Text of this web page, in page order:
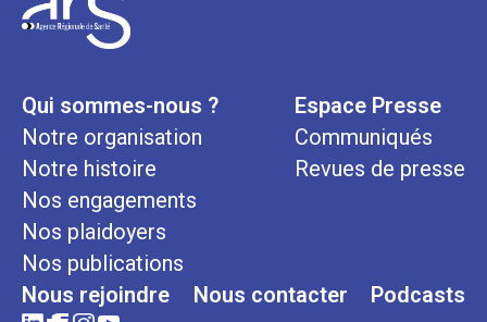
Qui sommes-nous ?
Notre organisation
Notre histoire
Nos engagements
Nos plaidoyers
Nos publications
Espace Presse
Communiqués
Revues de presse
Nous rejoindre Nous contacter Podcasts